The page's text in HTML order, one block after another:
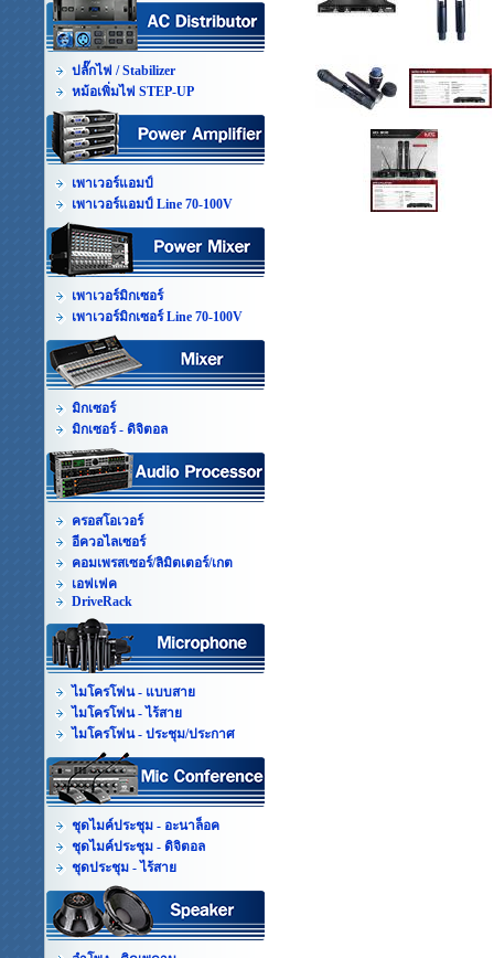
ปลั๊กไฟ / Stabilizer
หม้อเพิ่มไฟ STEP-UP
เพาเวอร์แอมป์
เพาเวอร์แอมป์ Line 70-100V
เพาเวอร์มิกเซอร์
เพาเวอร์มิกเซอร์ Line 70-100V
มิกเซอร์
มิกเซอร์ - ดิจิตอล
ครอสโอเวอร์
อีควอไลเซอร์
คอมเพรสเซอร์/ลิมิตเตอร์/เกต
เอฟเฟค
DriveRack
ไมโครโฟน - แบบสาย
ไมโครโฟน - ไร้สาย
ไมโครโฟน - ประชุม/ประกาศ
ชุดไมค์ประชุม - อะนาล็อค
ชุดไมค์ประชุม - ดิจิตอล
ชุดประชุม - ไร้สาย